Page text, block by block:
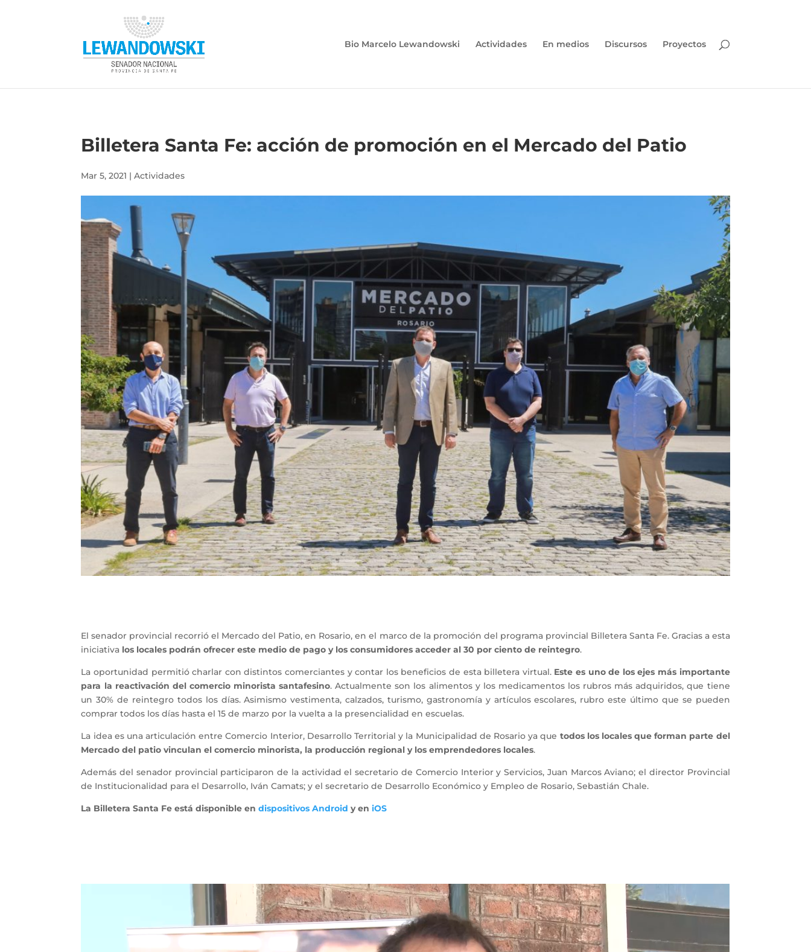
Bio Marcelo Lewandowski Actividades En medios Discursos Proyectos
Billetera Santa Fe: acción de promoción en el Mercado del Patio
Mar 5, 2021 |Actividades
El senador provincial recorrió el Mercado del Patio, en Rosario, en el marco de la promoción del programa provincial Billetera Santa Fe. Gracias a esta
iniciativa los locales podrán ofrecer este medio de pago y los consumidores acceder al 30 por ciento de reintegro.
La oportunidad permitió charlar con distintos comerciantes y contar los beneficios de esta billetera virtual.Este es uno de los ejes más importante
para la reactivación del comercio minorista santafesino. Actualmente son los alimentos y los medicamentos los rubros más adquiridos, que tiene
un 30% de reintegro todos los días. Asimismo vestimenta, calzados, turismo, gastronomía y artículos escolares, rubro este último que se pueden
comprar todos los días hasta el 15 de marzo por la vuelta a la presencialidad en escuelas.
La idea es una articulación entre Comercio Interior, Desarrollo Territorial y la Municipalidad de Rosario ya que todos los locales que forman parte del
Mercado del patio vinculan el comercio minorista, la producción regional y los emprendedores locales.
Además del senador provincial participaron de la actividad el secretario de Comercio Interior y Servicios, Juan Marcos Aviano; el director Provincial
de Institucionalidad para el Desarrollo, Iván Camats; y el secretario de Desarrollo Económico y Empleo de Rosario, Sebastián Chale.
La Billetera Santa Fe está disponible endispositivos Android y eniOS